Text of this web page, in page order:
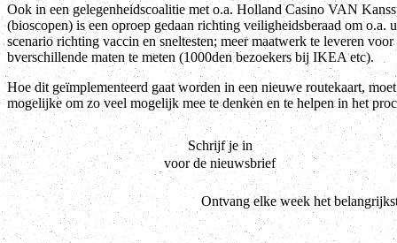
Ook in een gelegenheidscoalitie met o.a. Holland Casino VAN
(bioscopen) is een oproep gedaan richting veiligheidsberaad om
scenario richting vaccin en sneltesten; meer maatwerk te leveren
bverschillende maten te meten (1000den bezoekers bij IKEA etc).
Hoe dit geïmplementeerd gaat worden in een nieuwe routekaart,
mogelijke om zo veel mogelijk mee te denken en te helpen in het
Schrijf je in
voor de nieuwsbrief
Ontvang elke week het